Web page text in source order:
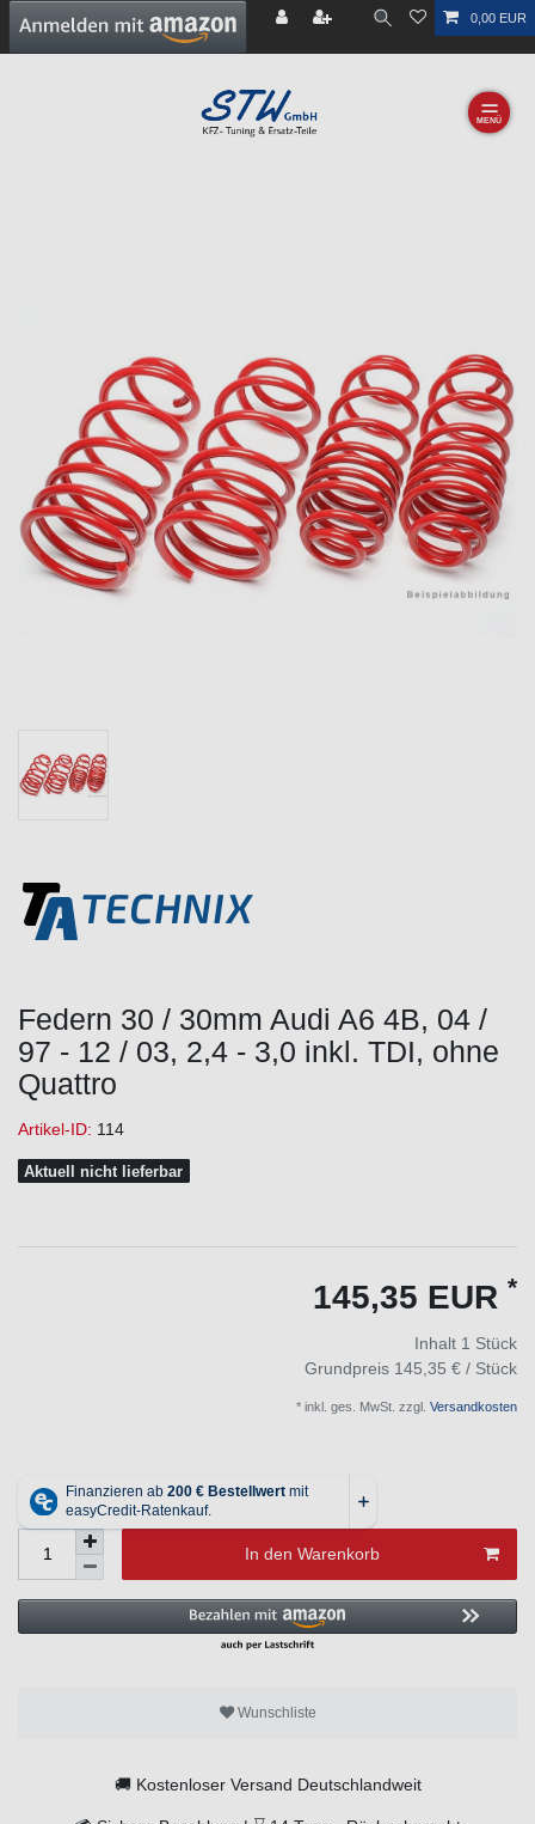
0,00 EUR
☰
Federn 30 / 30mm Audi A6 4B, 04 /
97 - 12 / 03, 2,4 - 3,0 inkl. TDI, ohne
Quattro
Artikel-ID: 114
Aktuell nicht lieferbar
145,35 EUR *
Inhalt 1 Stück
Grundpreis 145,35 € / Stück
* inkl. ges. MwSt. zzgl. Versandkosten
In den Warenkorb
Wunschliste
🚚 Kostenloser Versand Deutschlandweit